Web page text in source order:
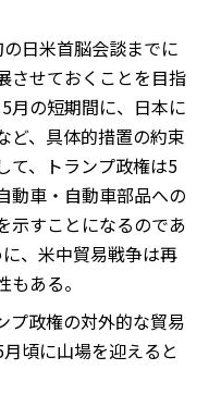
日米首脳会談までに
させておくことを目指
月の短期間に、日本に
ど、具体的措置の約束
て、トランプ政権は5
動車・自動車部品への
示すことになるのであ
、米中貿易戦争は再
ある。
プ政権の対外的な貿易
頃に山場を迎えると